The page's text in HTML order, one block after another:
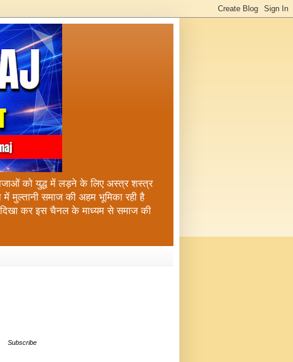
को युद्ध में लड़ने के लिए अस्त्र शस्त्र
समाज की अहम भूमिका रही है
दिखा कर इस चैनल के माध्यम से समाज की
Subscribe